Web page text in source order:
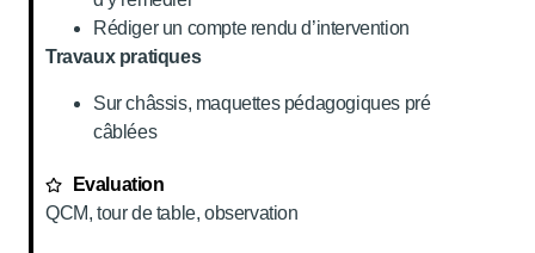
Rédiger un compte rendu d’intervention
Travaux pratiques
Sur châssis, maquettes pédagogiques pré
câblées
Evaluation
QCM, tour de table, observation